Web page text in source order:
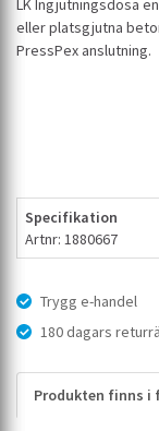
LK Ingjutningsdosa
eller platsgjutna
PressPex anslutning.
Specifikation
Artnr: 1880667
Trygg e-handel
180 dagars
Produkten finns